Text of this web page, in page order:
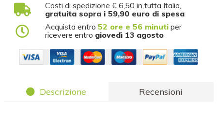
Costi di spedizione € 6,50 in tutta Italia,
gratuita sopra i 59,90 euro di spesa
Acquista entro52 ore e 56 minuti per
ricevere entro giovedì 13 agosto
Descrizione Recensioni